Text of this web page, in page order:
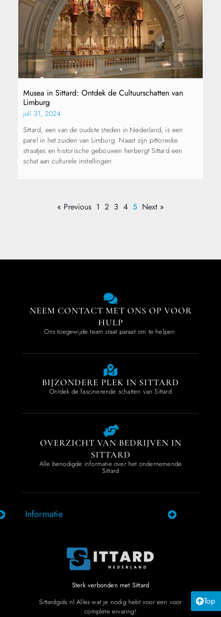
Top
Musea in Sittard: Ontdek de Cultuurschatten van
Limburg
juli 31, 2024
Sittard, een van de oudste steden in Nederland, is een
parel in het zuiden van Limburg. Naast zijn pittoreske
straatjes en historische gebouwen herbergt Sittard een
schat aan culturele instellingen
« Previous 1 2 3 4 5 Next »
NEEM CONTACT MET ONS OP VOOR
HULP
Ons toegewijde team staat paraat om te helpen.
BIJZONDERE PLEK IN SITTARD
Ontdek de fascinerende schatten van Sittard
OVERZICHT VAN BEDRIJVEN IN
SITTARD
Alle benodigde informatie over het ondernemende
Sittard
Informatie
Sterk verbonden met Sittard
Sittardgids.nl Alles wat je nodig hebt voor een voor
complete ervaring!